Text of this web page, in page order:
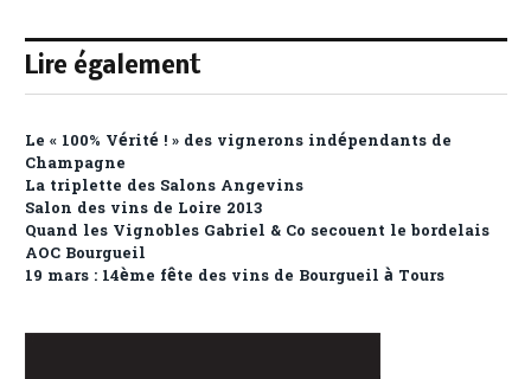
Lire également
Le « 100% Vérité ! » des vignerons indépendants de
Champagne
La triplette des Salons Angevins
Salon des vins de Loire 2013
Quand les Vignobles Gabriel & Co secouent le bordelais
AOC Bourgueil
19 mars : 14ème fête des vins de Bourgueil à Tours